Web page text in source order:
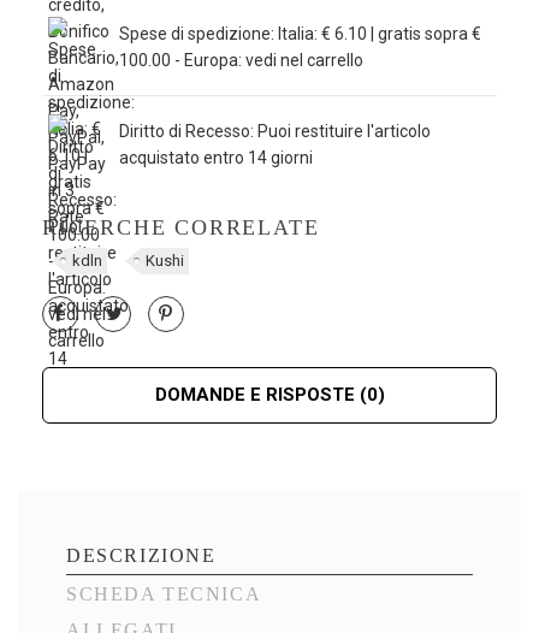
Spese di spedizione: Italia: € 6.10 | gratis sopra €
100.00 - Europa: vedi nel carrello
Diritto di Recesso: Puoi restituire l'articolo
acquistato entro 14 giorni
RICERCHE CORRELATE
kdln Kushi
DOMANDE E RISPOSTE (0)
DESCRIZIONE
SCHEDA TECNICA